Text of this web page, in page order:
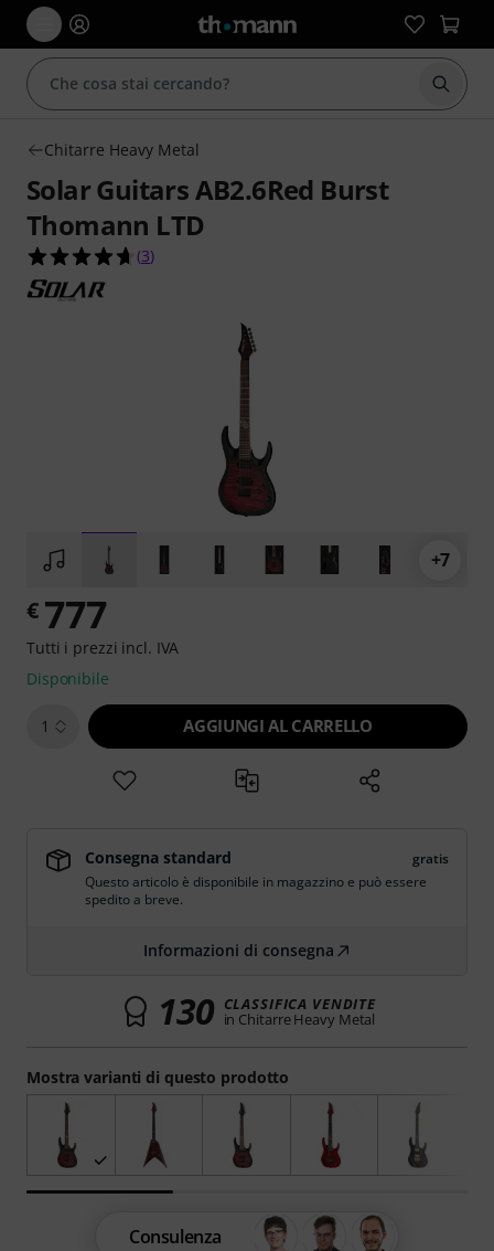
Chitarre Heavy Metal
Solar Guitars AB2.6Red Burst
Thomann LTD
4.7 su 5 stelle su 3 valutazioni dei clienti
(3)
+7
Mostra varianti di questo prodotto
€ 777
Tutti i prezzi incl. IVA
Disponibile
1 AGGIUNGI AL CARRELLO
Consegna standard
gratis
Questo articolo è disponibile in magazzino e può essere
spedito a breve.
Informazioni di consegna
130 CLASSIFICA VENDITE
in Chitarre Heavy Metal
Consulenza